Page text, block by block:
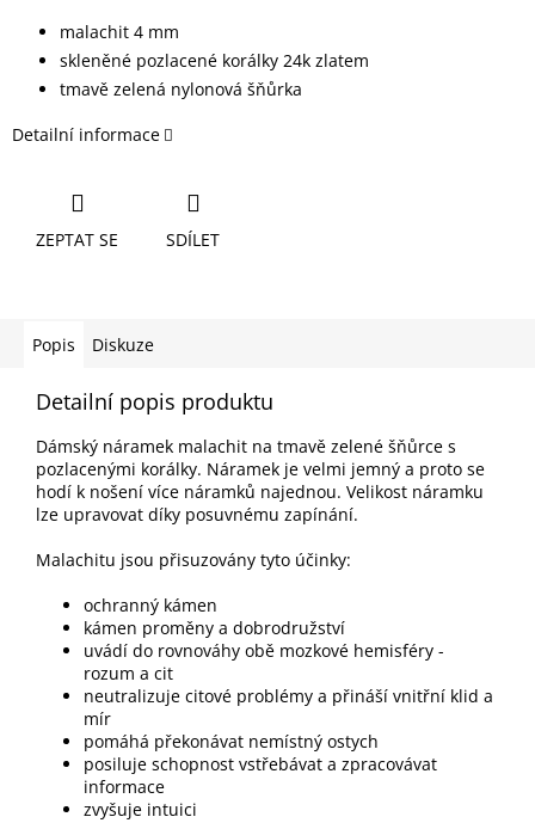
malachit 4 mm
skleněné pozlacené korálky 24k zlatem
tmavě zelená nylonová šňůrka
Detailní informace
ZEPTAT SE SDÍLET
Popis Diskuze
Detailní popis produktu
Dámský náramek malachit na tmavě zelené šňůrce s
pozlacenými korálky. Náramek je velmi jemný a proto se
hodí k nošení více náramků najednou. Velikost náramku
lze upravovat díky posuvnému zapínání.
Malachitu jsou přisuzovány tyto účinky:
ochranný kámen
kámen proměny a dobrodružství
uvádí do rovnováhy obě mozkové hemisféry -
rozum a cit
neutralizuje citové problémy a přináší vnitřní klid a
mír
pomáhá překonávat nemístný ostych
posiluje schopnost vstřebávat a zpracovávat
informace
zvyšuje intuici